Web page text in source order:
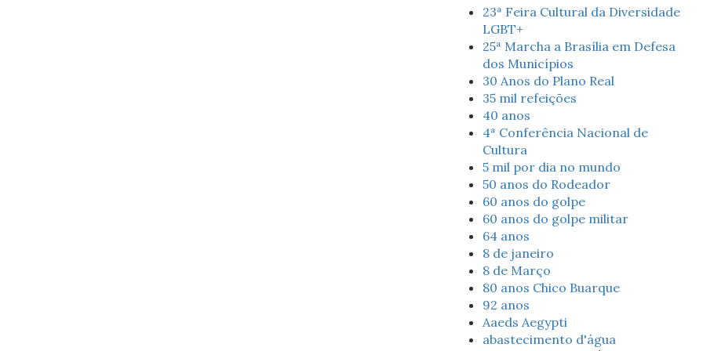
23ª Feira Cultural da Diversidade
LGBT+
25ª Marcha a Brasília em Defesa
dos Municípios
30 Anos do Plano Real
35 mil refeições
40 anos
4ª Conferência Nacional de
Cultura
5 mil por dia no mundo
50 anos do Rodeador
60 anos do golpe
60 anos do golpe militar
64 anos
8 de janeiro
8 de Março
80 anos Chico Buarque
92 anos
Aaeds Aegypti
abastecimento d'água